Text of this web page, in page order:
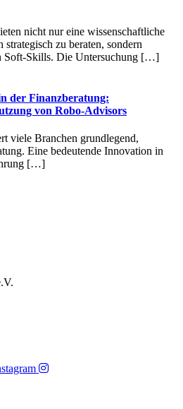
nicht nur eine wissenschaftliche
zu beraten, sondern
Soft-Skills. Die Untersuchung […]
der Finanzberatung:
von Robo-Advisors
viele Branchen grundlegend,
Eine bedeutende Innovation in
[…]